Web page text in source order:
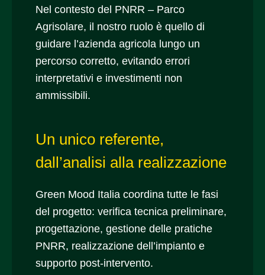
Nel contesto del PNRR – Parco
Agrisolare, il nostro ruolo è quello di
guidare l’azienda agricola lungo un
percorso corretto, evitando errori
interpretativi e investimenti non
ammissibili.
Un unico referente,
dall’analisi alla realizzazione
Green Mood Italia coordina tutte le fasi
del progetto: verifica tecnica preliminare,
progettazione, gestione delle pratiche
PNRR, realizzazione dell’impianto e
supporto post-intervento.